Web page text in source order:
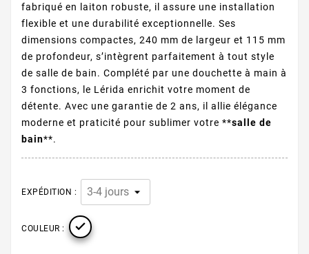
fabriqué en laiton robuste, il assure une installation
flexible et une durabilité exceptionnelle. Ses
dimensions compactes, 240 mm de largeur et 115 mm
de profondeur, s’intègrent parfaitement à tout style
de salle de bain. Complété par une douchette à main à
3 fonctions, le Lérida enrichit votre moment de
détente. Avec une garantie de 2 ans, il allie élégance
moderne et praticité pour sublimer votre **salle de
bain**.
EXPÉDITION :
COULEUR : 